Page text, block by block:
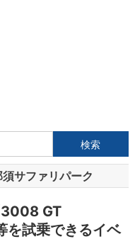
索:
サファリパーク
3008 GT
を試乗できるイベ